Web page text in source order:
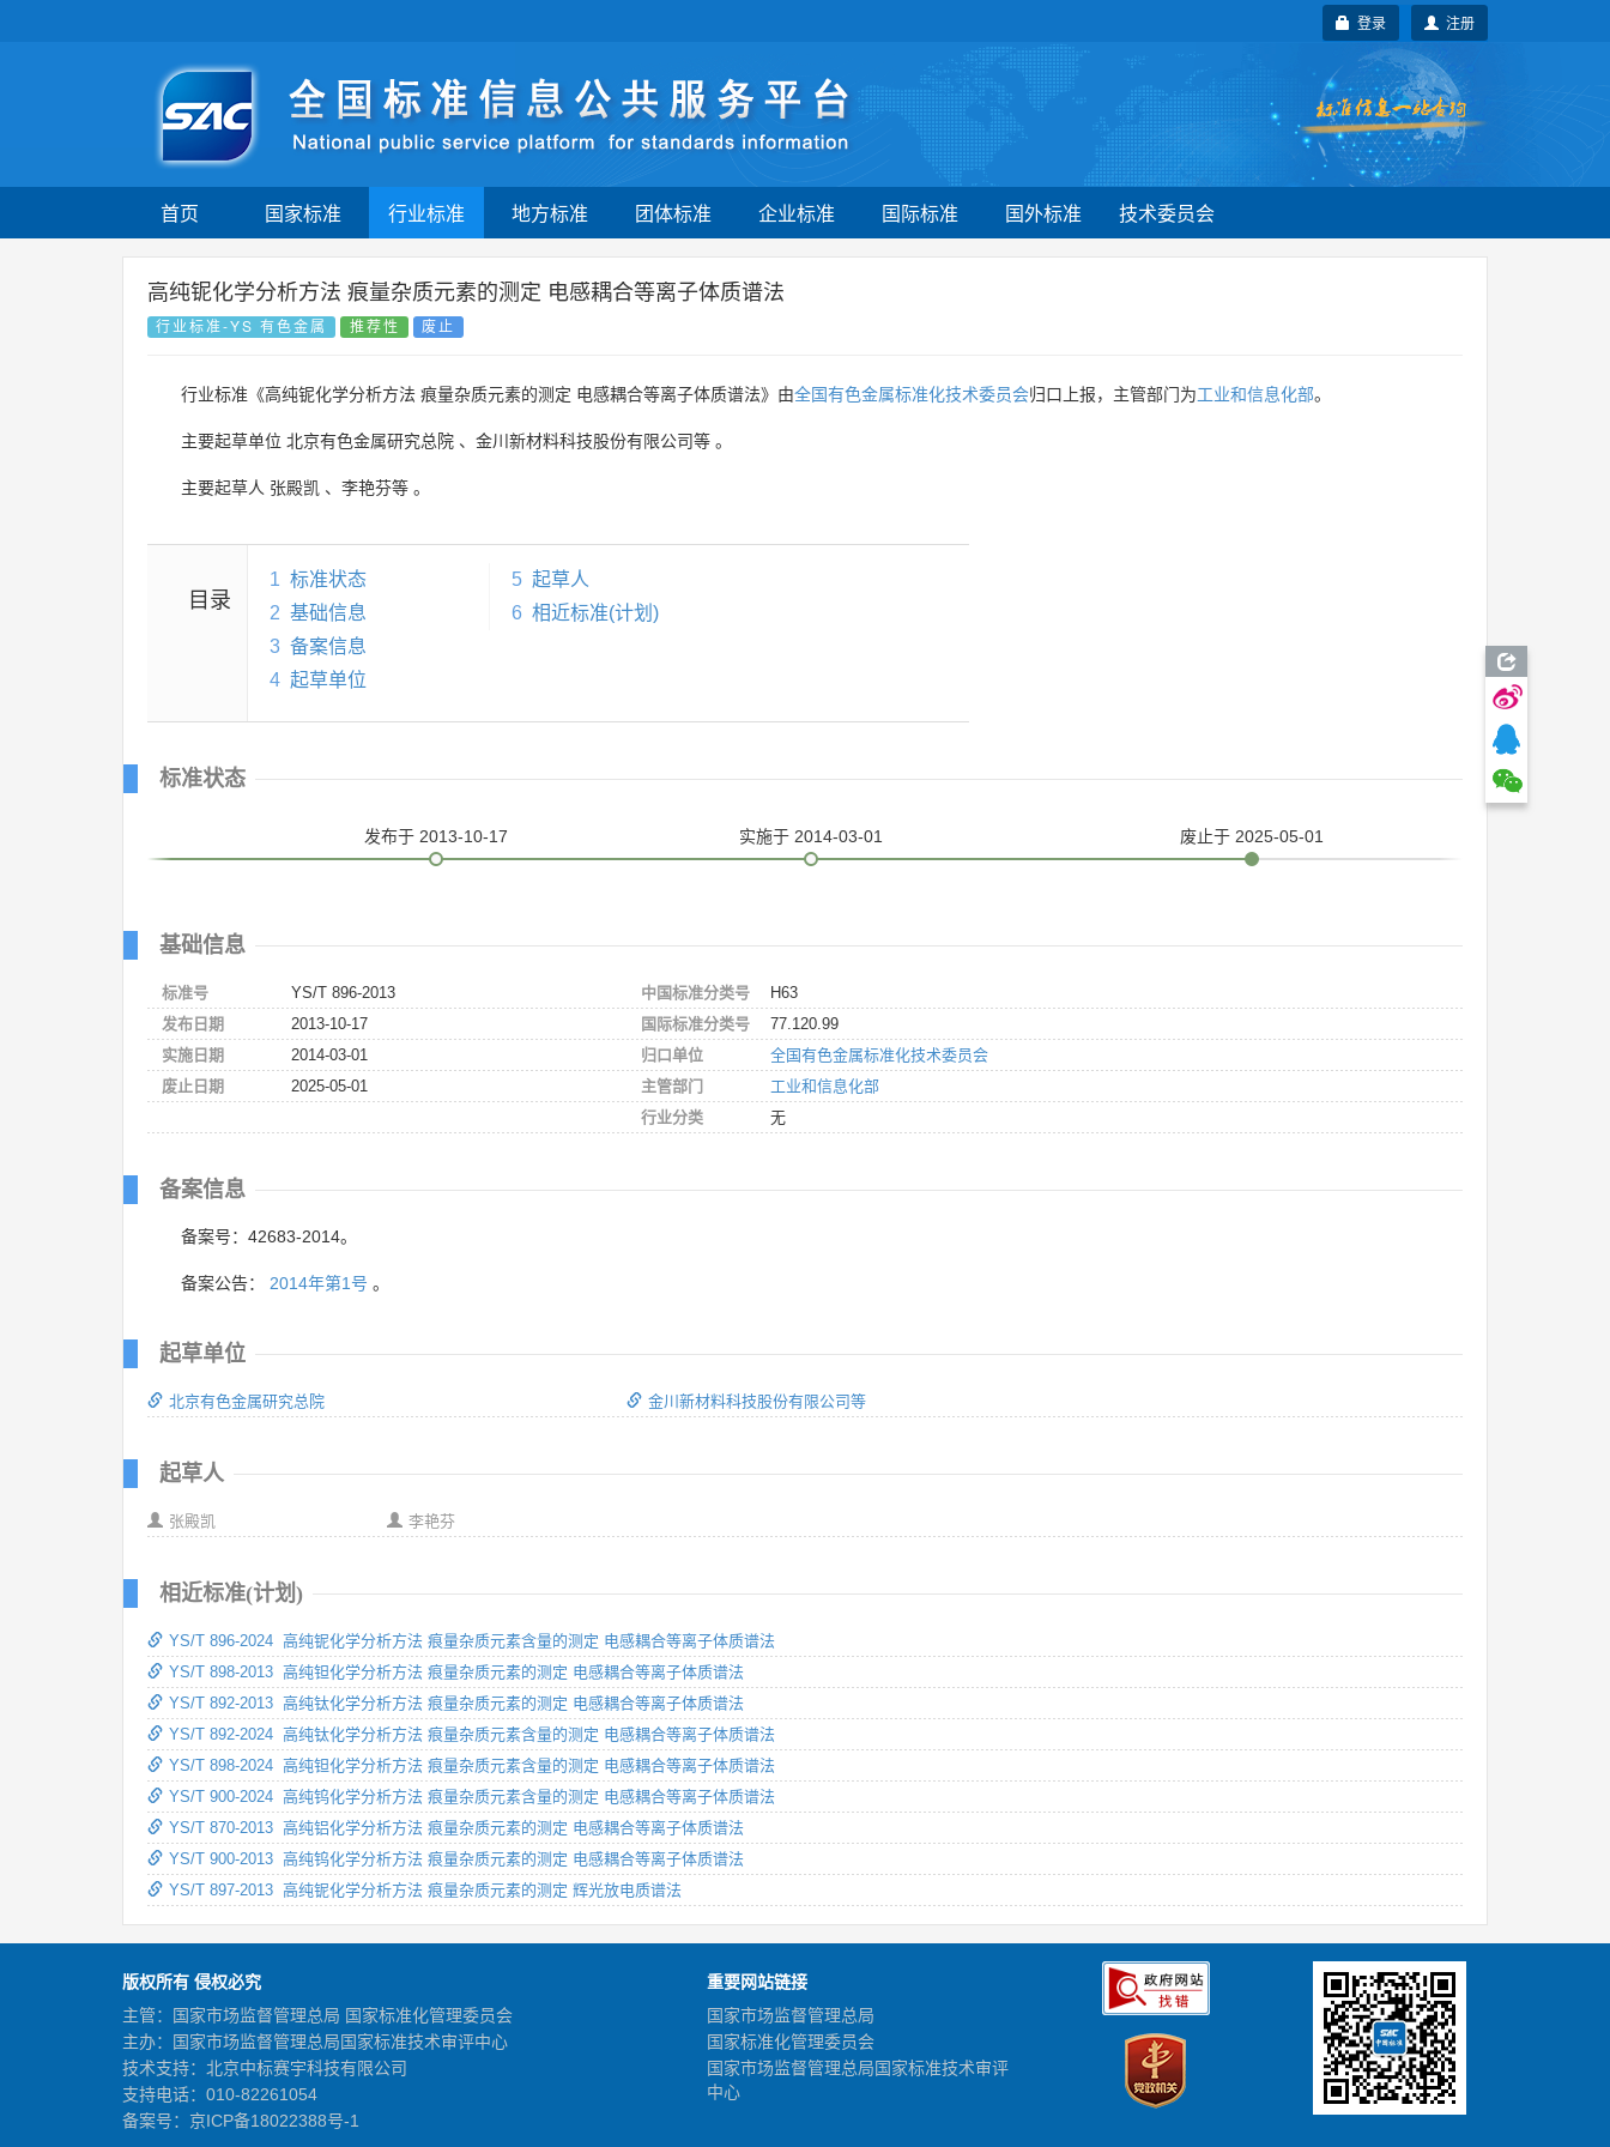
注册
登录
首页 国家标准 行业标准 地方标准 团体标准 企业标准 国际标准 国外标准 技术委员会
高纯铌化学分析方法 痕量杂质元素的测定 电感耦合等离子体质谱法
行业标准-YS 有色金属 推荐性 废止
行业标准《高纯铌化学分析方法 痕量杂质元素的测定 电感耦合等离子体质谱法》由全国有色金属标准化技术委员会归口上报，主管部门为工业和信息化部。
主要起草单位 北京有色金属研究总院 、 金川新材料科技股份有限公司等 。
主要起草人 张殿凯 、 李艳芬等 。
目录
1 标准状态
2 基础信息
3 备案信息
4 起草单位
5 起草人
6 相近标准(计划)
标准状态
发布于 2013-10-17 实施于 2014-03-01 废止于 2025-05-01
基础信息
标准号
YS/T 896-2013
发布日期
2013-10-17
实施日期
2014-03-01
废止日期
2025-05-01
中国标准分类号
H63
国际标准分类号
77.120.99
归口单位
全国有色金属标准化技术委员会
主管部门
工业和信息化部
行业分类
无
备案信息
备案号：42683-2014。
备案公告： 2014年第1号 。
起草单位
北京有色金属研究总院 金川新材料科技股份有限公司等
起草人
张殿凯 李艳芬
相近标准(计划)
YS/T 896-2024 高纯铌化学分析方法 痕量杂质元素含量的测定 电感耦合等离子体质谱法
YS/T 898-2013 高纯钽化学分析方法 痕量杂质元素的测定 电感耦合等离子体质谱法
YS/T 892-2013 高纯钛化学分析方法 痕量杂质元素的测定 电感耦合等离子体质谱法
YS/T 892-2024 高纯钛化学分析方法 痕量杂质元素含量的测定 电感耦合等离子体质谱法
YS/T 898-2024 高纯钽化学分析方法 痕量杂质元素含量的测定 电感耦合等离子体质谱法
YS/T 900-2024 高纯钨化学分析方法 痕量杂质元素含量的测定 电感耦合等离子体质谱法
YS/T 870-2013 高纯铝化学分析方法 痕量杂质元素的测定 电感耦合等离子体质谱法
YS/T 900-2013 高纯钨化学分析方法 痕量杂质元素的测定 电感耦合等离子体质谱法
YS/T 897-2013 高纯铌化学分析方法 痕量杂质元素的测定 辉光放电质谱法
版权所有 侵权必究
主管：国家市场监督管理总局 国家标准化管理委员会
主办：国家市场监督管理总局国家标准技术审评中心
技术支持：北京中标赛宇科技有限公司
支持电话：010-82261054
备案号： 京ICP备18022388号-1
重要网站链接
国家市场监督管理总局
国家标准化管理委员会
国家市场监督管理总局国家标准技术审评
中心